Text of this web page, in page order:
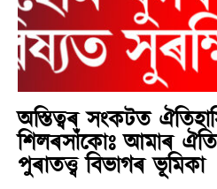
অস্তিত্বৰ সংকটত
শিলৰসাঁকোঃ আমাৰ
পুৰাতত্ত্ব বিভাগৰ ভূমিকা